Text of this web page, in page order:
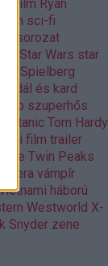
Ryan
sci-fi
sorozat
Star Wars star
Spielberg
és kard
szuperhős
titanic Tom Hardy
film trailer
Twin Peaks
vámpír
vietnami háború
Westworld X-
Snyder zene